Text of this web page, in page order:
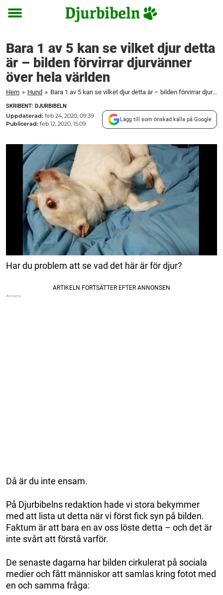
Toggle
Bara 1 av 5 kan se vilket djur detta
är – bilden förvirrar djurvänner
över hela världen
Hem » Hund » Bara 1 av 5 kan se vilket djur detta är – bilden förvirrar djurvänner över hela världen
SKRIBENT: DJURBIBELN
Uppdaterad: feb 24, 2020, 09:39
Publicerad: feb 12, 2020, 15:09
Lägg till som önskad källa på Google
Har du problem att se vad det här är för djur?
Då är du inte ensam.
På Djurbibelns redaktion hade vi stora bekymmer
med att lista ut detta när vi först fick syn på bilden.
Faktum är att bara en av oss löste detta – och det är
inte svårt att förstå varför.
De senaste dagarna har bilden cirkulerat på sociala
medier och fått människor att samlas kring fotot med
en och samma fråga: